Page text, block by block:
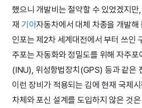
했으니 개발비는 절약할 수 있었겠지만
재 기아자동차에서 대체 차종을 개발해
인포는 제2차 세계대전에서 부터 쓰인
주포는 자동화와 정밀도를 위해 자주포
(INU), 위성항법장치(GPS) 등과 같은
이런 장비가 적용되는 김에 현재 국제
차체와 포신 설계를 도입하지 않은 것